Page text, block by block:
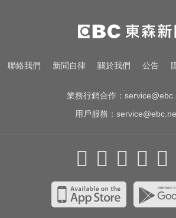
白海豚颱風強襲日本！奄美逾
停電 沖繩5人受傷
14年豪門婚變！48歲小刀證
聯絡我們 新聞自律 關於我們 公告
業務行銷合作：
用戶服務：